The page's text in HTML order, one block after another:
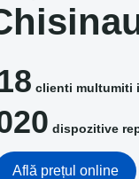
clienti multumiti
dispozitive
Află prețul online